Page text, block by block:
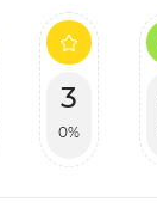
3
0%